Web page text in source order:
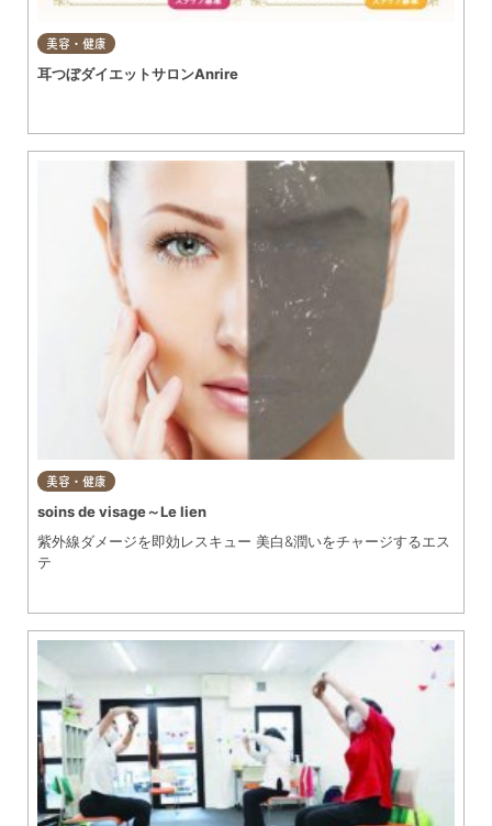
美容・健康
耳つぼダイエットサロンAnrire
美容・健康
soins de visage～Le lien
紫外線ダメージを即効レスキュー 美白&潤いをチャージするエス
テ